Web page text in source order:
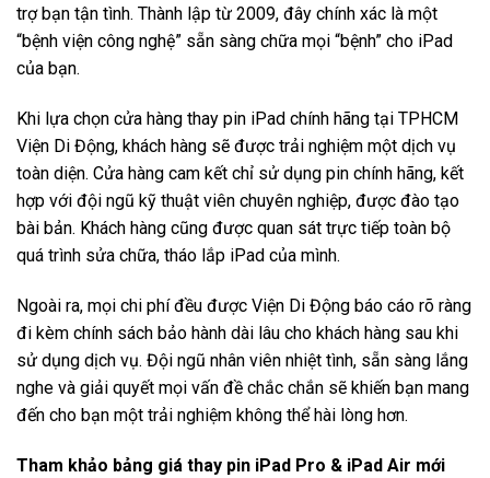
trợ bạn tận tình. Thành lập từ 2009, đây chính xác là một
“bệnh viện công nghệ” sẵn sàng chữa mọi “bệnh” cho iPad
của bạn.
Khi lựa chọn cửa hàng thay pin iPad chính hãng tại TPHCM
Viện Di Động, khách hàng sẽ được trải nghiệm một dịch vụ
toàn diện. Cửa hàng cam kết chỉ sử dụng pin chính hãng, kết
hợp với đội ngũ kỹ thuật viên chuyên nghiệp, được đào tạo
bài bản. Khách hàng cũng được quan sát trực tiếp toàn bộ
quá trình sửa chữa, tháo lắp iPad của mình.
Ngoài ra, mọi chi phí đều được Viện Di Động báo cáo rõ ràng
đi kèm chính sách bảo hành dài lâu cho khách hàng sau khi
sử dụng dịch vụ. Đội ngũ nhân viên nhiệt tình, sẵn sàng lắng
nghe và giải quyết mọi vấn đề chắc chắn sẽ khiến bạn mang
đến cho bạn một trải nghiệm không thể hài lòng hơn.
Tham khảo bảng giá thay pin iPad Pro & iPad Air mới